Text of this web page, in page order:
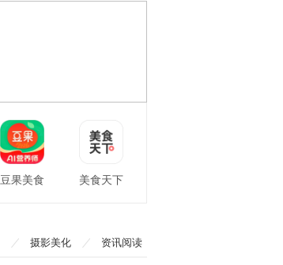
豆果美食 美食天下
摄影美化 资讯阅读